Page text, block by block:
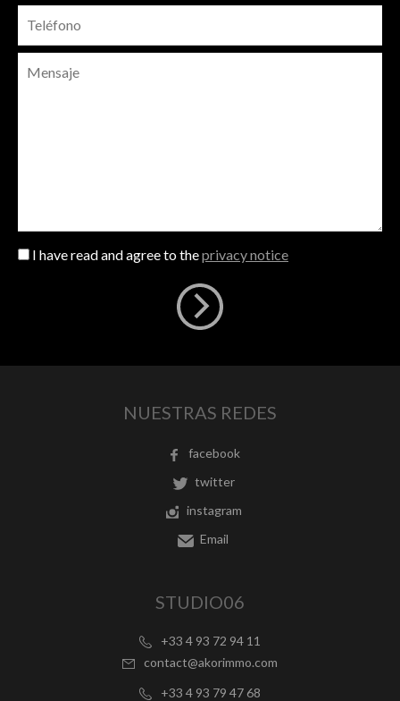
I have read and agree to theprivacy notice
NUESTRAS REDES
facebook
twitter
instagram
Email
STUDIO06
+33 4 93 72 94 11
contact@akorimmo.com
+33 4 93 79 47 68